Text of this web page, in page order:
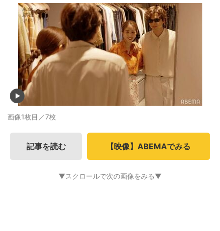
画像1枚目／7枚
記事を読む 【映像】ABEMAでみる
▼スクロールで次の画像をみる▼